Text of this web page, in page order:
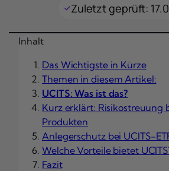
Zuletzt geprüft:
Inhalt
Das Wichtigste in Kürze
Themen in diesem Artikel:
UCITS: Was ist das?
Kurz erklärt: Risikostreuung
Produkten
Anlegerschutz bei UCITS-
Welche Vorteile bietet
Fazit